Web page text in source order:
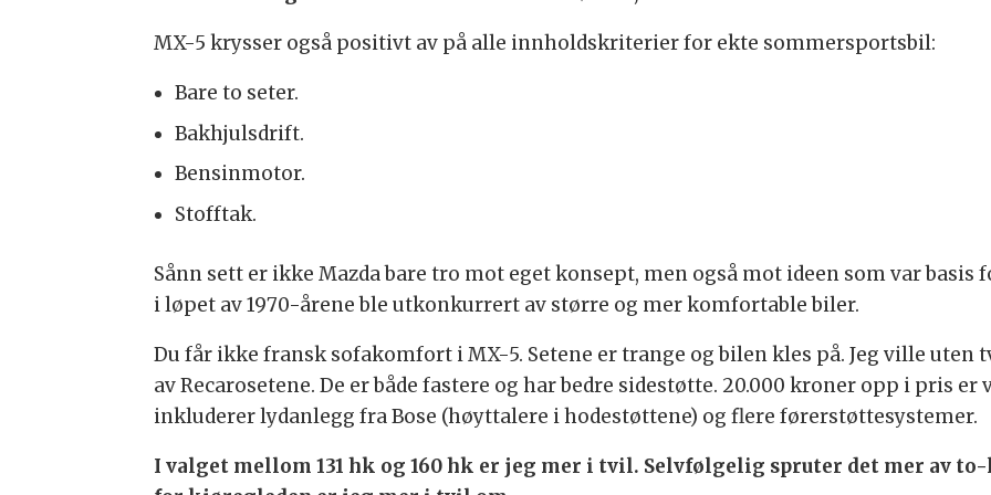
MX-5 krysser også positivt av på alle innholdskriterier for ekte sommersportsbil:
Bare to seter.
Bakhjulsdrift.
Bensinmotor.
Stofftak.
Sånn sett er ikke Mazda bare tro mot eget konsept, men også mot ideen som var
i løpet av 1970-årene ble utkonkurrert av større og mer komfortable biler.
Du får ikke fransk sofakomfort i MX-5. Setene er trange og bilen kles på. Jeg ville
av Recarosetene. De er både fastere og har bedre sidestøtte. 20.000 kroner opp i pris er
inkluderer lydanlegg fra Bose (høyttalere i hodestøttene) og flere førerstøttesystemer.
I valget mellom 131 hk og 160 hk er jeg mer i tvil. Selvfølgelig spruter det mer av